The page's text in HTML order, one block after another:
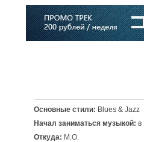
Основные стили: Blues & Jazz
Начал заниматься музыкой: в
Откуда: M.O.